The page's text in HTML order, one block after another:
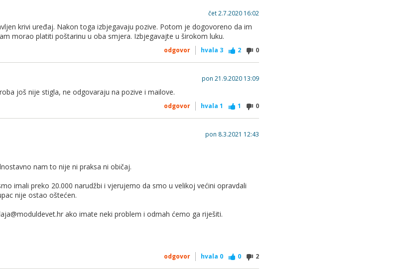
čet 2.7.2020 16:02
krivi uređaj. Nakon toga izbjegavaju pozive. Potom je dogovoreno da im
morao platiti poštarinu u oba smjera. Izbjegavajte u širokom luku.
odgovor hvala 3 2 0
pon 21.9.2020 13:09
još nije stigla, ne odgovaraju na pozive i mailove.
odgovor hvala 1 1 0
pon 8.3.2021 12:43
nam to nije ni praksa ni običaj.
imali preko 20.000 narudžbi i vjerujemo da smo u velikoj većini opravdali
nije ostao oštećen.
ako imate neki problem i odmah ćemo ga riješiti.
odgovor hvala 0 0 2